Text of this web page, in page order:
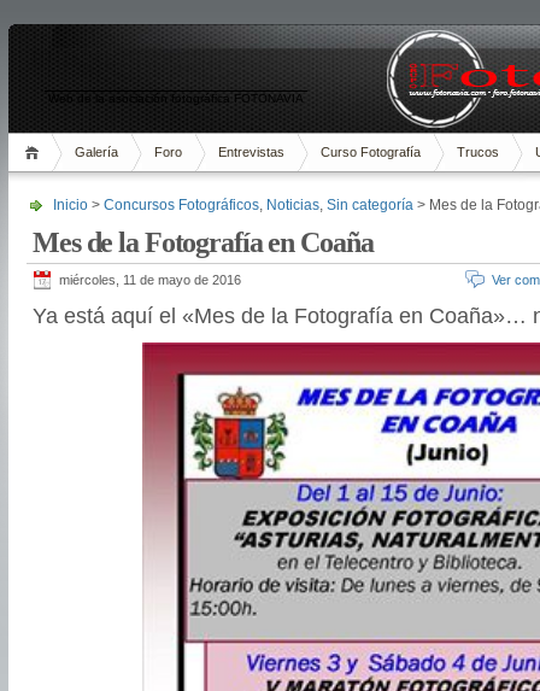
Web de la asociación fotográfica FOTONAVIA
Galería Foro Entrevistas Curso Fotografía Trucos
Inicio > Concursos Fotográficos, Noticias, Sin categoría > Mes de la
Mes de la Fotografía en Coaña
miércoles, 11 de mayo de 2016 Ver
Ya está aquí el «Mes de la Fotografía en Coaña»…